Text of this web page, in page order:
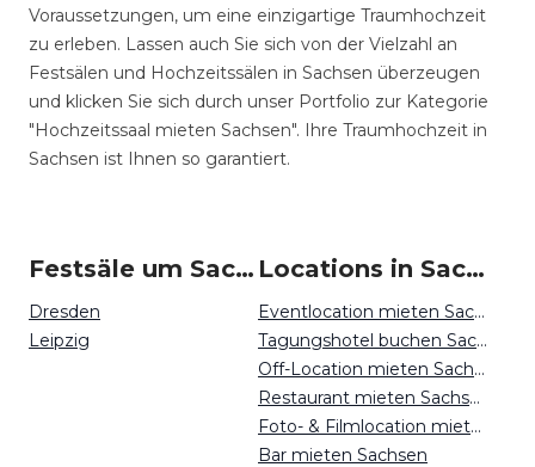
Voraussetzungen, um eine einzigartige Traumhochzeit
zu erleben. Lassen auch Sie sich von der Vielzahl an
Festsälen und Hochzeitssälen in Sachsen überzeugen
und klicken Sie sich durch unser Portfolio zur Kategorie
"Hochzeitssaal mieten Sachsen". Ihre Traumhochzeit in
Sachsen ist Ihnen so garantiert.
Festsäle um Sachsen
Dresden
Leipzig
Locations in Sachsen mieten
Eventlocation mieten Sachsen
Tagungshotel buchen Sachsen
Off-Location mieten Sachsen
Restaurant mieten Sachsen
Foto- & Filmlocation mieten Sachsen
Bar mieten Sachsen